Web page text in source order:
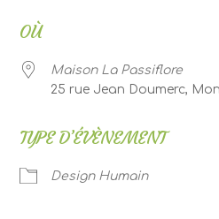
OÙ
Maison La Passiflore
25 rue Jean Doumerc,
TYPE D’ÉVÈNEMENT
Design Humain